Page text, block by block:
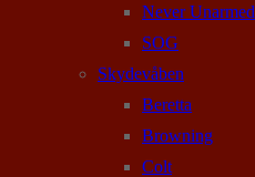
Never Unarmed
SOG
Skydevåben
Beretta
Browning
Colt